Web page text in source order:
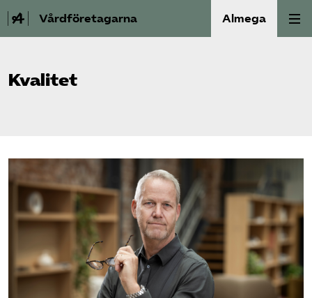
Vårdföretagarna Almega
Aktiviteter
Våra frågor
Om oss
Kvalitet